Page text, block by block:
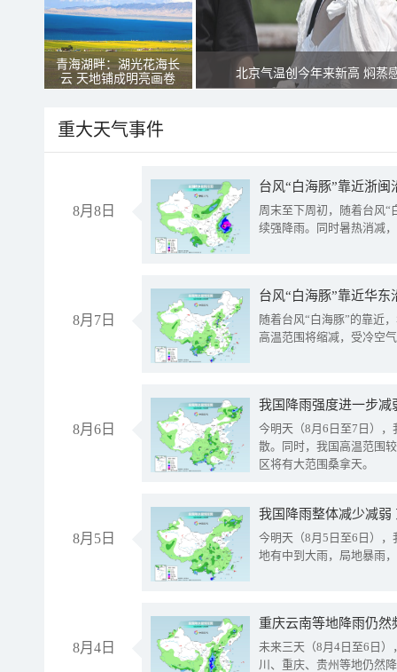
青海湖畔：湖光花海长
云 天地铺成明亮画卷
北京气温创今年来新高 焖蒸
重大天气事件
8月8日
台风“白海豚”靠近浙
周末至下周初，随着台风“
续强降雨。同时暑热消减
8月7日
台风“白海豚”靠近华
随着台风“白海豚”的靠近
高温范围将缩减，受冷空
8月6日
今明天（8月6日至7日）
散。同时，我国高温范围
区将有大范围桑拿天。
8月5日
我国降雨整体减少减弱
今明天（8月5日至6日）
地有中到大雨，局地暴雨
8月4日
重庆云南等地降雨仍然
未来三天（8月4日至6日
川、重庆、贵州等地仍然